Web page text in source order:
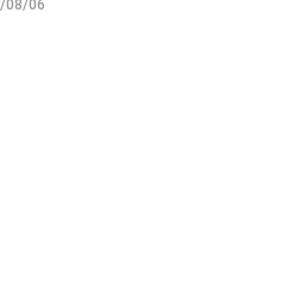
08/06